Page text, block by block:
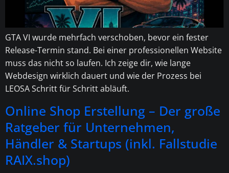
GTA VI wurde mehrfach verschoben, bevor ein fester
Release-Termin stand. Bei einer professionellen Website
muss das nicht so laufen. Ich zeige dir, wie lange
Webdesign wirklich dauert und wie der Prozess bei
LEOSA Schritt für Schritt abläuft.
Online Shop Erstellung – Der große
Ratgeber für Unternehmen,
Händler & Startups (inkl. Fallstudie
RAIX.shop)